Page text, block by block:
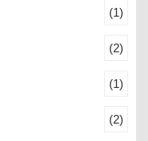
(1)
(2)
(1)
(2)